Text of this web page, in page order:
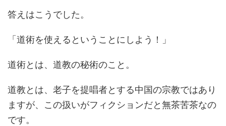
答えはこうでした。
「道術を使えるということにしよう！」
道術とは、道教の秘術のこと。
道教とは、老子を提唱者とする中国の宗教ではあり
ますが、この扱いがフィクションだと無茶苦茶なの
です。